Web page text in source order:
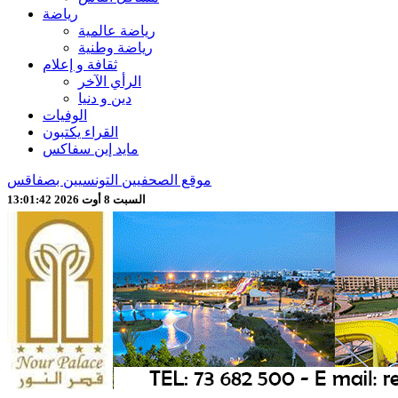
رياضة
رياضة عالمية
رياضة وطنية
ثقافة و إعلام
الرأي الآخر
دين و دنيا
الوفيات
القراء يكتبون
مايد إين سفاكس
موقع الصحفيين التونسيين بصفاقس
السبت 8 أوت 2026 13:01:44